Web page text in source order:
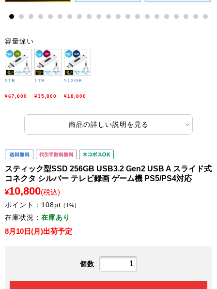
10 11 12 13 14 15 16 17 18 19 20
容量違い
2TB
¥67,800
1TB
¥35,800
512GB
¥18,800
商品の詳しい説明を見る
スティック型SSD 256GB USB3.2 Gen2 USB A スライド式
コネクタ シルバー テレビ録画 ゲーム機 PS5/PS4対応
¥10,800(税込)
ポイント： 108pt (1%)
在庫状況： 在庫あり
8月10日(月)出荷予定
個数